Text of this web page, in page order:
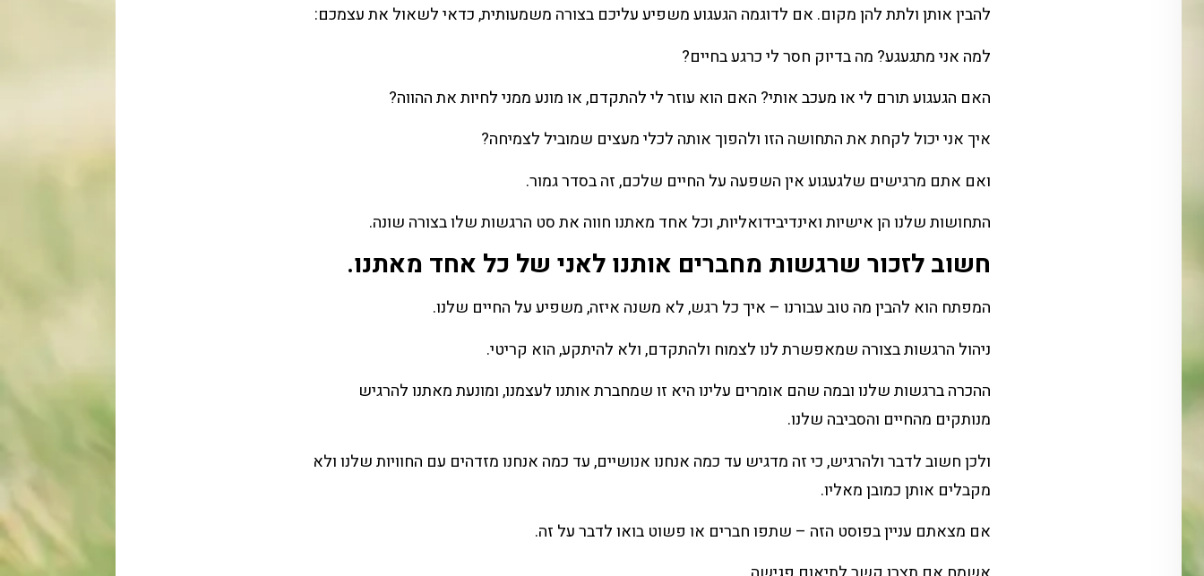
להבין אותן ולתת להן מקום. אם לדוגמה הגעגוע משפיע עליכם בצורה משמעותית, כדאי לשאול את עצמכם:
למה אני מתגעגע? מה בדיוק חסר לי כרגע בחיים?
האם הגעגוע תורם לי או מעכב אותי? האם הוא עוזר לי להתקדם, או מונע ממני לחיות את ההווה?
איך אני יכול לקחת את התחושה הזו ולהפוך אותה לכלי מעצים שמוביל לצמיחה?
ואם אתם מרגישים שלגעגוע אין השפעה על החיים שלכם, זה בסדר גמור.
התחושות שלנו הן אישיות ואינדיבידואליות, וכל אחד מאתנו חווה את סט הרגשות שלו בצורה שונה.
חשוב לזכור שרגשות מחברים אותנו לאני של כל אחד מאתנו.
המפתח הוא להבין מה טוב עבורנו – איך כל רגש, לא משנה איזה, משפיע על החיים שלנו.
ניהול הרגשות בצורה שמאפשרת לנו לצמוח ולהתקדם, ולא להיתקע, הוא קריטי.
ההכרה ברגשות שלנו ובמה שהם אומרים עלינו היא זו שמחברת אותנו לעצמנו, ומונעת מאתנו להרגיש
מנותקים מהחיים והסביבה שלנו.
ולכן חשוב לדבר ולהרגיש, כי זה מדגיש עד כמה אנחנו אנושיים, עד כמה אנחנו מזדהים עם החוויות שלנו ולא
מקבלים אותן כמובן מאליו.
אם מצאתם עניין בפוסט הזה – שתפו חברים או פשוט בואו לדבר על זה.